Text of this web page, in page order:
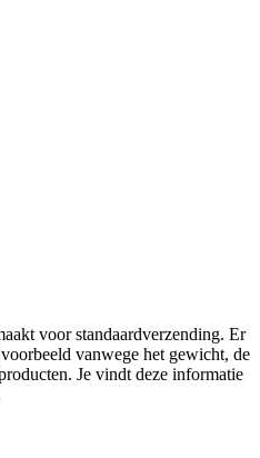
voor standaardverzending. Er
vanwege het gewicht, de
Je vindt deze informatie